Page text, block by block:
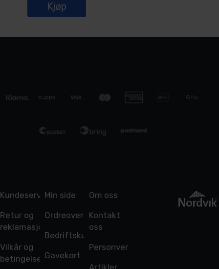
Kjøp
Kundeservice
Retur og
reklamasjon
Vilkår og
betingelser
Min side
Ordreoversikt
Bedriftskunde
Gavekort
Om oss
Kontakt
oss
Personvern